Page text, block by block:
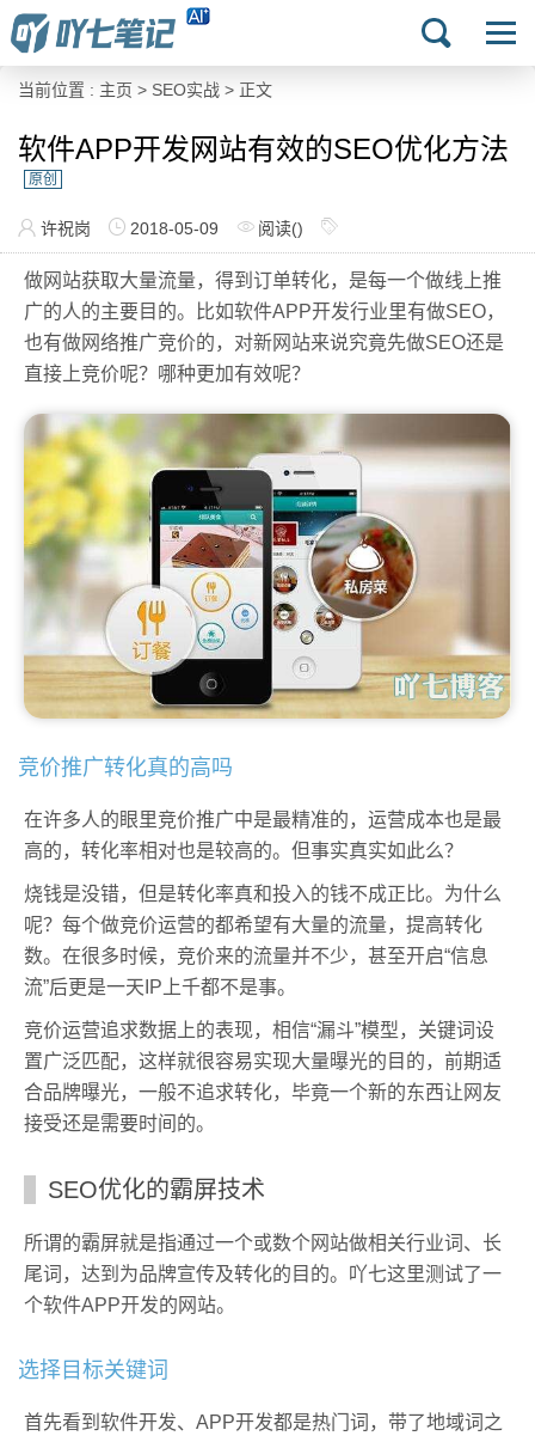
当前位置 : 主页 > SEO实战 > 正文
软件APP开发网站有效的SEO优化方法
原创
许祝岗 2018-05-09 阅读()
做网站获取大量流量，得到订单转化，是每一个做线上推
广的人的主要目的。比如软件APP开发行业里有做SEO，
也有做网络推广竞价的，对新网站来说究竟先做SEO还是
直接上竞价呢？哪种更加有效呢？
竞价推广转化真的高吗
在许多人的眼里竞价推广中是最精准的，运营成本也是最
高的，转化率相对也是较高的。但事实真实如此么？
烧钱是没错，但是转化率真和投入的钱不成正比。为什么
呢？每个做竞价运营的都希望有大量的流量，提高转化
数。在很多时候，竞价来的流量并不少，甚至开启“信息
流”后更是一天IP上千都不是事。
竞价运营追求数据上的表现，相信“漏斗”模型，关键词设
置广泛匹配，这样就很容易实现大量曝光的目的，前期适
合品牌曝光，一般不追求转化，毕竟一个新的东西让网友
接受还是需要时间的。
SEO优化的霸屏技术
所谓的霸屏就是指通过一个或数个网站做相关行业词、长
尾词，达到为品牌宣传及转化的目的。吖七这里测试了一
个软件APP开发的网站。
选择目标关键词
首先看到软件开发、APP开发都是热门词，带了地域词之